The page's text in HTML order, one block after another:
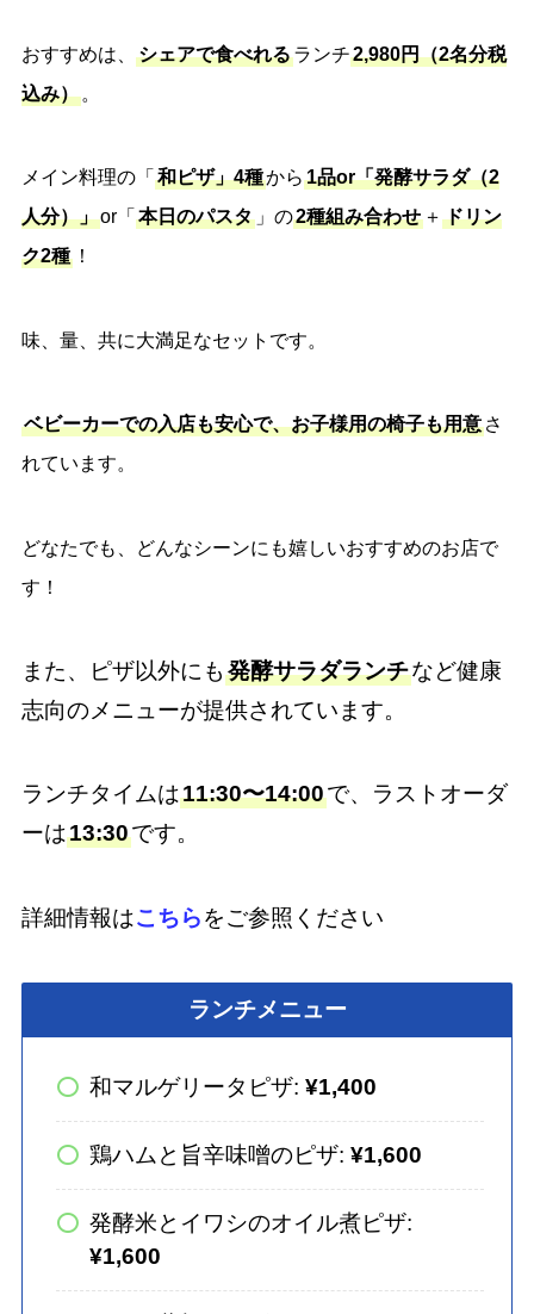
おすすめは、 シェアで食べれるランチ2,980円（2名分税
込み）。
メイン料理の「 和ピザ」4種から 1品or「発酵サラダ（2
人分）」or「 本日のパスタ」の2種組み合わせ＋ ドリン
ク2種！
味、量、共に大満足なセットです。
ベビーカーでの入店も安心で、お子様用の椅子も用意さ
れています。
どなたでも、どんなシーンにも嬉しいおすすめのお店で
す！
また、ピザ以外にも 発酵サラダランチなど健康
志向のメニューが提供されています。
ランチタイムは11:30〜14:00で、ラストオーダ
ーは13:30です。
詳細情報はこちらをご参照ください
ランチメニュー
和マルゲリータピザ:¥1,400
鶏ハムと旨辛味噌のピザ:¥1,600
発酵米とイワシのオイル煮ピザ:
¥1,600